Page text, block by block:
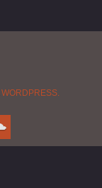
WORDPRESS.